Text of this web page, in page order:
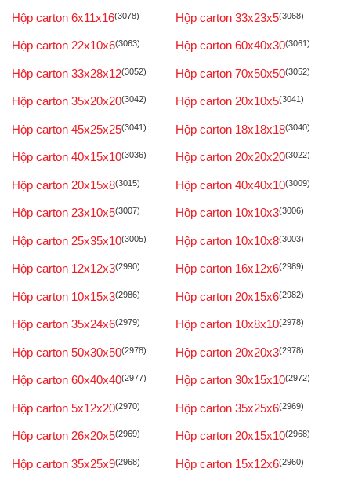
Hộp carton 6x11x16(3078) Hộp carton 33x23x5(3068)
Hộp carton 22x10x6(3063) Hộp carton 60x40x30(3061)
Hộp carton 33x28x12(3052) Hộp carton 70x50x50(3052)
Hộp carton 35x20x20(3042) Hộp carton 20x10x5(3041)
Hộp carton 45x25x25(3041) Hộp carton 18x18x18(3040)
Hộp carton 40x15x10(3036) Hộp carton 20x20x20(3022)
Hộp carton 20x15x8(3015) Hộp carton 40x40x10(3009)
Hộp carton 23x10x5(3007) Hộp carton 10x10x3(3006)
Hộp carton 25x35x10(3005) Hộp carton 10x10x8(3003)
Hộp carton 12x12x3(2990) Hộp carton 16x12x6(2989)
Hộp carton 10x15x3(2986) Hộp carton 20x15x6(2982)
Hộp carton 35x24x6(2979) Hộp carton 10x8x10(2978)
Hộp carton 50x30x50(2978) Hộp carton 20x20x3(2978)
Hộp carton 60x40x40(2977) Hộp carton 30x15x10(2972)
Hộp carton 5x12x20(2970) Hộp carton 35x25x6(2969)
Hộp carton 26x20x5(2969) Hộp carton 20x15x10(2968)
Hộp carton 35x25x9(2968) Hộp carton 15x12x6(2960)